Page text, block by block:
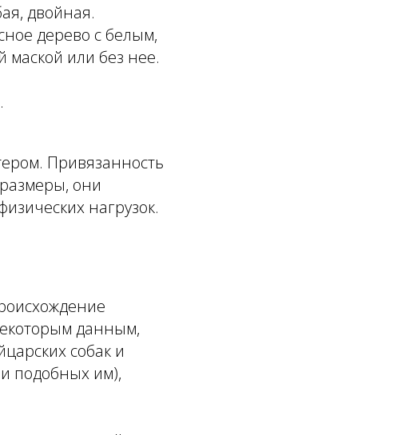
двойная.
дерево с белым,
или без нее.
Привязанность
они
нагрузок.
данным,
собак и
подобных им),